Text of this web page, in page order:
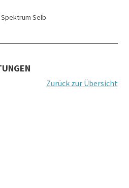
Selb
Zurück zur Übersicht